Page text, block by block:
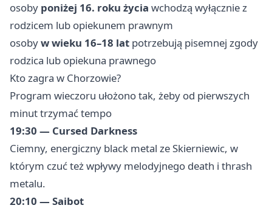
osoby poniżej 16. roku życia wchodzą wyłącznie z
rodzicem lub opiekunem prawnym
osobyw wieku 16–18 lat potrzebują pisemnej zgody
rodzica lub opiekuna prawnego
Kto zagra w Chorzowie?
Program wieczoru ułożono tak, żeby od pierwszych
minut trzymać tempo
19:30 — Cursed Darkness
Ciemny, energiczny black metal ze Skierniewic, w
którym czuć też wpływy melodyjnego death i thrash
metalu.
20:10 — Saibot